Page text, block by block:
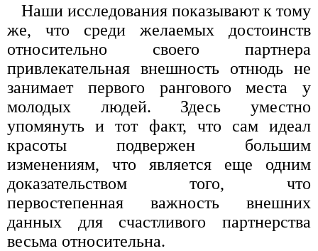
Наши исследования показывают к тому
же, что среди желаемых достоинств
относительно своего партнера
привлекательная внешность отнюдь не
занимает первого рангового места у
молодых людей. Здесь уместно
упомянуть и тот факт, что сам идеал
красоты подвержен большим
изменениям, что является еще одним
доказательством того, что
первостепенная важность внешних
данных для счастливого партнерства
весьма относительна.